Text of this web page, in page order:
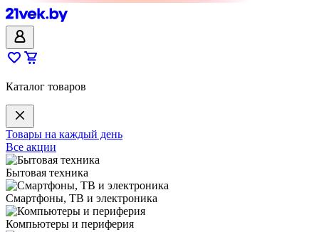
Каталог товаров
Товары на каждый день
Все акции
Бытовая техника
Смартфоны, ТВ и электроника
Компьютеры и периферия